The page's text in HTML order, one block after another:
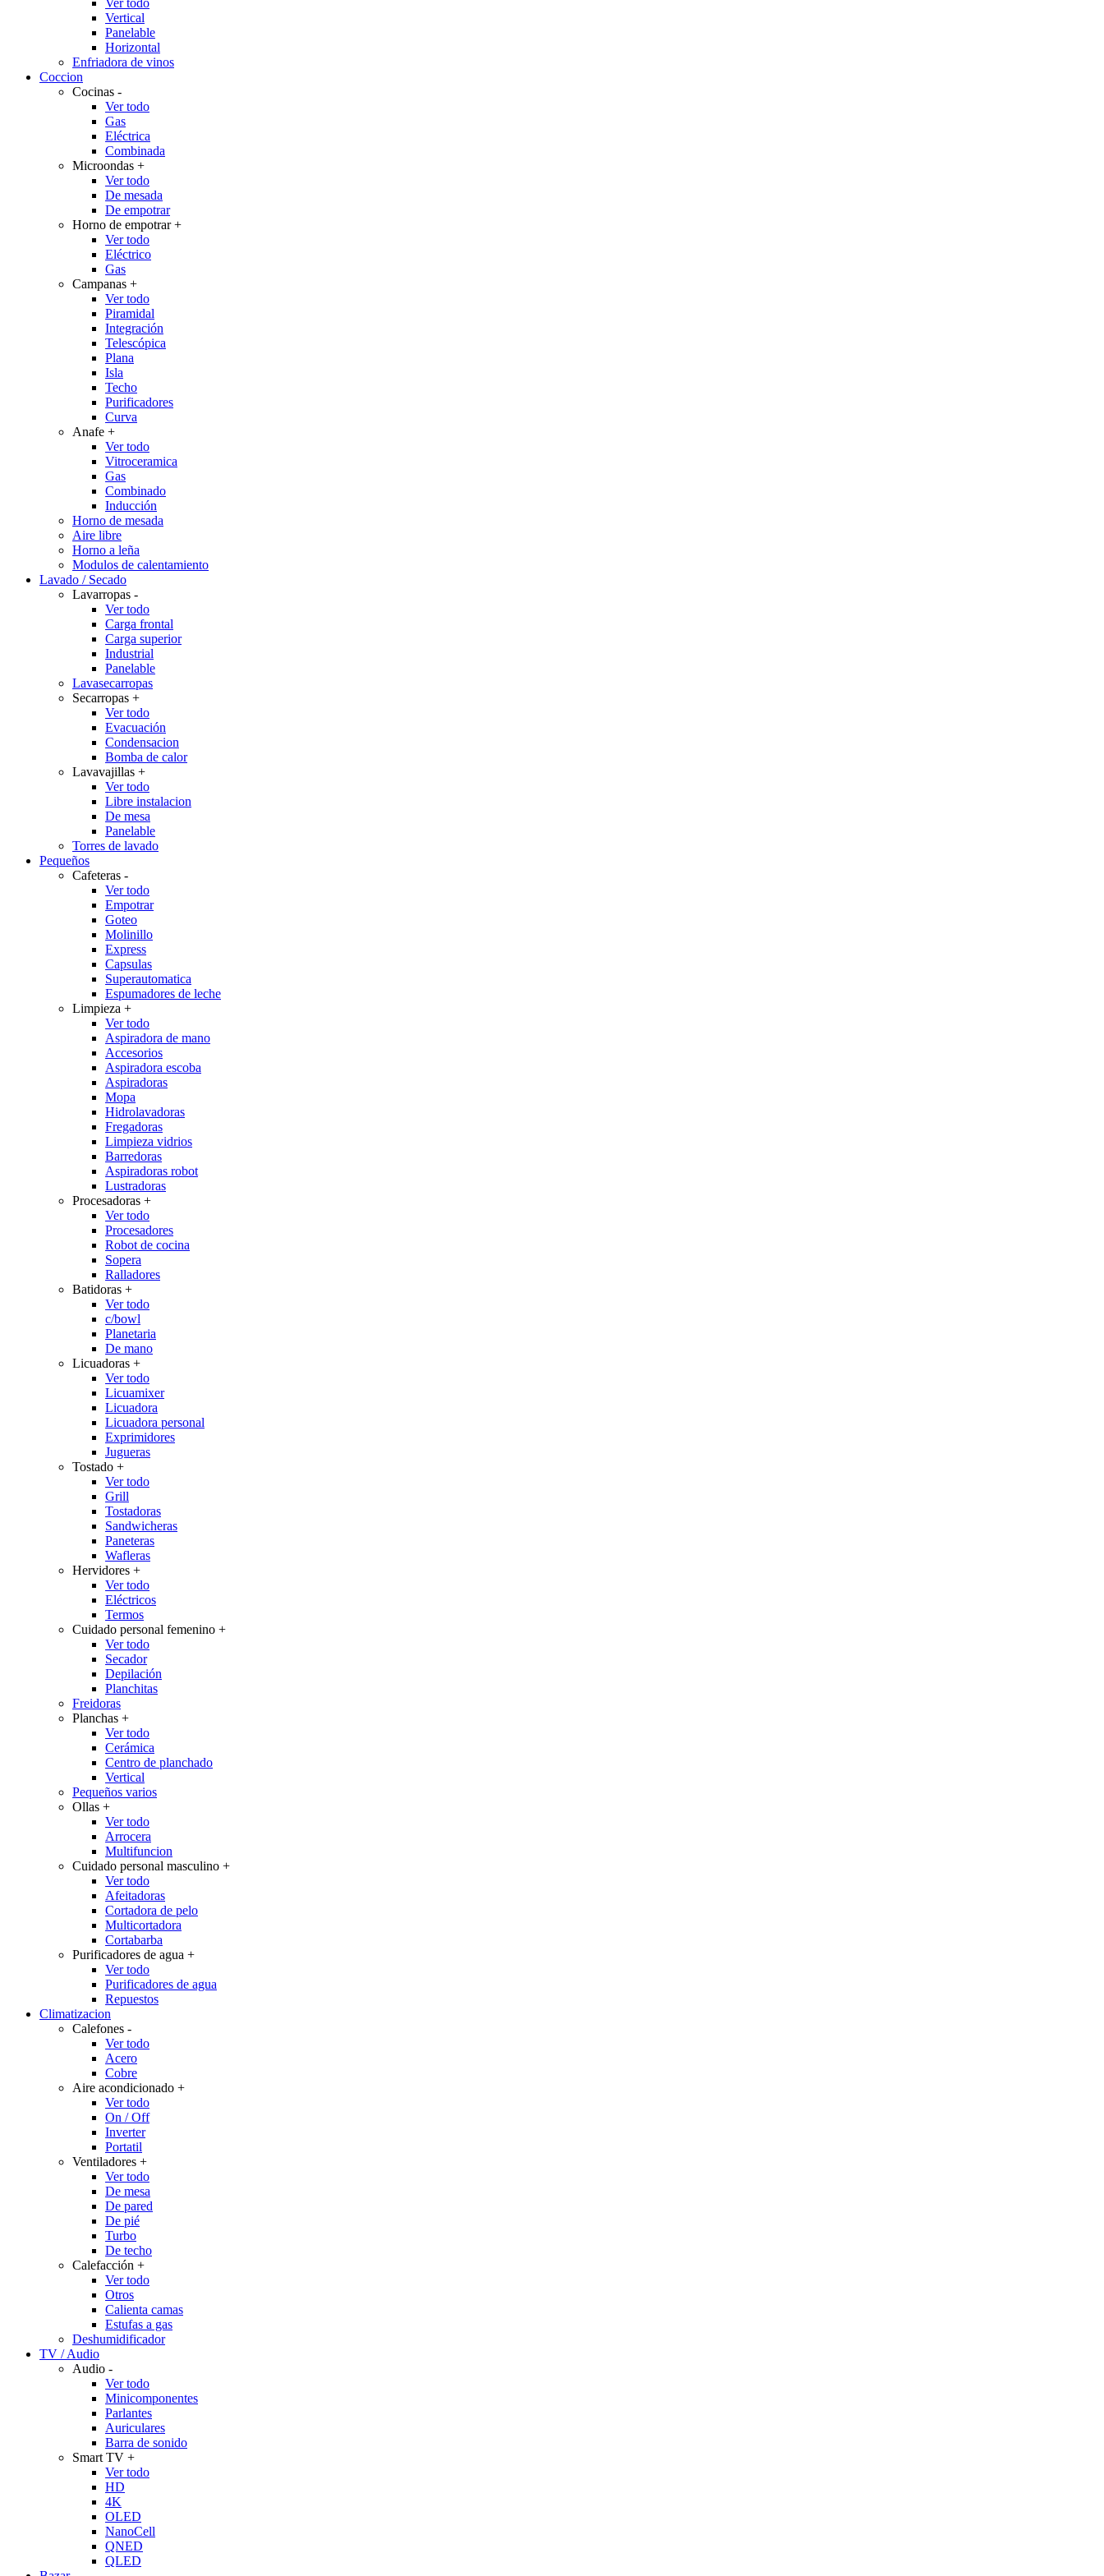
Ver todo
Vertical
Panelable
Horizontal
Enfriadora de vinos
Coccion
Cocinas -
Ver todo
Gas
Eléctrica
Combinada
Microondas +
Ver todo
De mesada
De empotrar
Horno de empotrar+
Ver todo
Eléctrico
Gas
Campanas +
Ver todo
Piramidal
Integración
Telescópica
Plana
Isla
Techo
Purificadores
Curva
Anafe +
Ver todo
Vitroceramica
Gas
Combinado
Inducción
Horno de mesada
Aire libre
Horno a leña
Modulos de calentamiento
Lavado / Secado
Lavarropas -
Ver todo
Carga frontal
Carga superior
Industrial
Panelable
Lavasecarropas
Secarropas +
Ver todo
Evacuación
Condensacion
Bomba de calor
Lavavajillas +
Ver todo
Libre instalacion
De mesa
Panelable
Torres de lavado
Pequeños
Cafeteras -
Ver todo
Empotrar
Goteo
Molinillo
Express
Capsulas
Superautomatica
Espumadores de leche
Limpieza +
Ver todo
Aspiradora de mano
Accesorios
Aspiradora escoba
Aspiradoras
Mopa
Hidrolavadoras
Fregadoras
Limpieza vidrios
Barredoras
Aspiradoras robot
Lustradoras
Procesadoras +
Ver todo
Procesadores
Robot de cocina
Sopera
Ralladores
Batidoras +
Ver todo
c/bowl
Planetaria
De mano
Licuadoras +
Ver todo
Licuamixer
Licuadora
Licuadora personal
Exprimidores
Jugueras
Tostado +
Ver todo
Grill
Tostadoras
Sandwicheras
Paneteras
Wafleras
Hervidores +
Ver todo
Eléctricos
Termos
Cuidado personal femenino +
Ver todo
Secador
Depilación
Planchitas
Freidoras
Planchas +
Ver todo
Cerámica
Centro de planchado
Vertical
Pequeños varios
Ollas +
Ver todo
Arrocera
Multifuncion
Cuidado personal masculino +
Ver todo
Afeitadoras
Cortadora de pelo
Multicortadora
Cortabarba
Purificadores de agua +
Ver todo
Purificadores de agua
Repuestos
Climatizacion
Calefones -
Ver todo
Acero
Cobre
Aire acondicionado +
Ver todo
On / Off
Inverter
Portatil
Ventiladores +
Ver todo
De mesa
De pared
De pié
Turbo
De techo
Calefacción +
Ver todo
Otros
Calienta camas
Estufas a gas
Deshumidificador
TV / Audio
Audio -
Ver todo
Minicomponentes
Parlantes
Auriculares
Barra de sonido
Smart TV +
Ver todo
HD
4K
OLED
NanoCell
QNED
QLED